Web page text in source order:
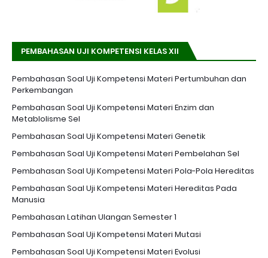
PEMBAHASAN UJI KOMPETENSI KELAS XII
Pembahasan Soal Uji Kompetensi Materi Pertumbuhan dan
Perkembangan
Pembahasan Soal Uji Kompetensi Materi Enzim dan
Metablolisme Sel
Pembahasan Soal Uji Kompetensi Materi Genetik
Pembahasan Soal Uji Kompetensi Materi Pembelahan Sel
Pembahasan Soal Uji Kompetensi Materi Pola-Pola Hereditas
Pembahasan Soal Uji Kompetensi Materi Hereditas Pada
Manusia
Pembahasan Latihan Ulangan Semester 1
Pembahasan Soal Uji Kompetensi Materi Mutasi
Pembahasan Soal Uji Kompetensi Materi Evolusi